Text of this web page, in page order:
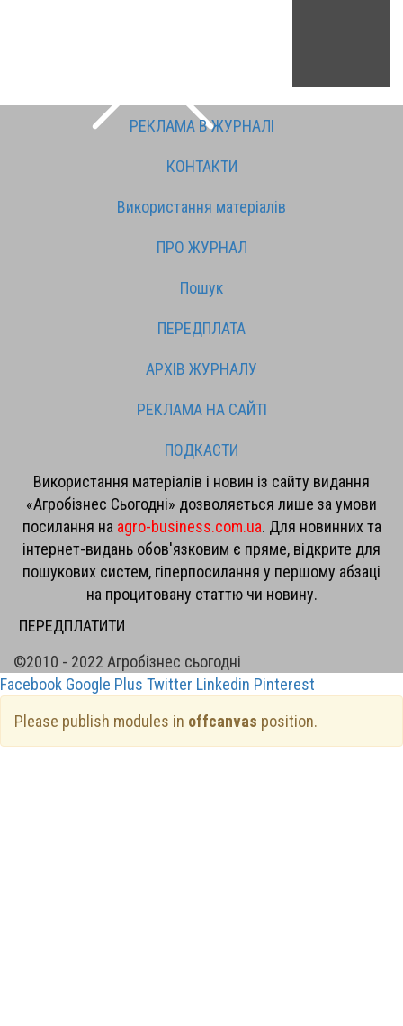
РЕКЛАМА В ЖУРНАЛІ
КОНТАКТИ
Використання матеріалів
ПРО ЖУРНАЛ
Пошук
ПЕРЕДПЛАТА
АРХІВ ЖУРНАЛУ
РЕКЛАМА НА САЙТІ
ПОДКАСТИ
Використання матеріалів і новин із сайту видання
«Агробізнес Сьогодні» дозволяється лише за умови
посилання на agro-business.com.ua. Для новинних та
інтернет-видань обов'язковим є пряме, відкрите для
пошукових систем, гіперпосилання у першому абзаці
на процитовану статтю чи новину.
ПЕРЕДПЛАТИТИ
©2010 - 2022 Агробізнес сьогодні
Facebook Google Plus Twitter Linkedin Pinterest
Please publish modules in offcanvas position.